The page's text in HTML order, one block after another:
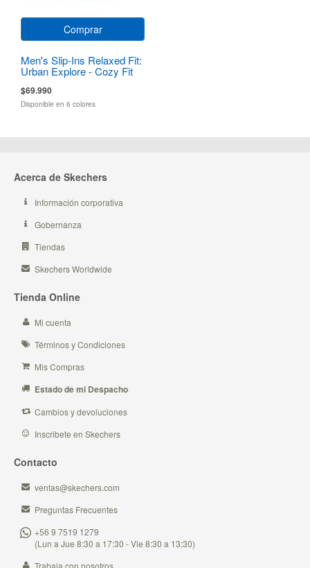
Comprar
Men's Slip-Ins Relaxed Fit:
Urban Explore - Cozy Fit
$69.990
Disponible en 6 colores
Acerca de Skechers
Información corporativa
Gobernanza
Tiendas
Skechers Worldwide
Tienda Online
Mi cuenta
Términos y Condiciones
Mis Compras
Estado de mi Despacho
Cambios y devoluciones
Inscribete en Skechers
Contacto
ventas@skechers.com
Preguntas Frecuentes
+56 9 7519 1279
(Lun a Jue 8:30 a 17:30 - Vie 8:30 a 13:30)
Trabaja con nosotros